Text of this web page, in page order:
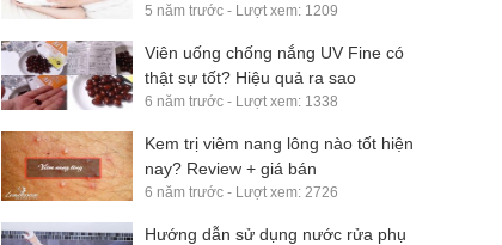
5 năm trước - Lượt xem: 1209
Viên uống chống nắng UV Fine có
thật sự tốt? Hiệu quả ra sao
6 năm trước - Lượt xem: 1338
Kem trị viêm nang lông nào tốt hiện
nay? Review + giá bán
6 năm trước - Lượt xem: 2726
Hướng dẫn sử dụng nước rửa phụ